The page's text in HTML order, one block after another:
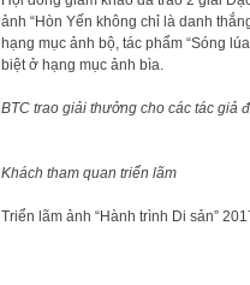
ảnh “Hòn Yến không chỉ là danh
hạng mục ảnh bộ, tác phẩm “Sóng
biệt ở hạng mục ảnh bìa.
BTC trao giải thưởng cho các tác giả
Khách tham quan triển lãm
Triển lãm ảnh “Hành trình Di sản”